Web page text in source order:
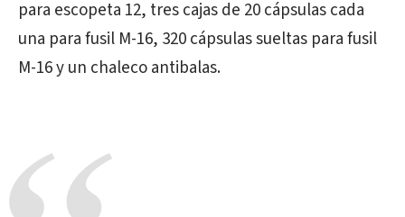
para escopeta 12, tres cajas de 20 cápsulas cada
una para fusil M-16, 320 cápsulas sueltas para fusil
M-16 y un chaleco antibalas.